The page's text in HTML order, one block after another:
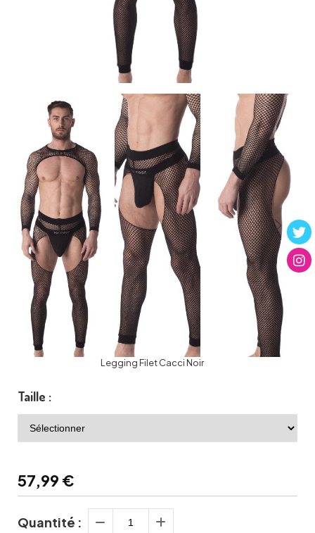
Legging Filet Cacci Noir
Taille :
57,99 €
Quantité :